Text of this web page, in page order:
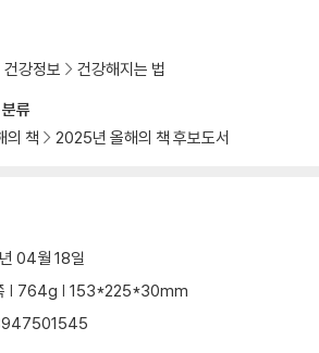
강 되찾기
만?
음
어나던 날
류
의 책 2025년 올해의 책 후보도서
건강정보 건강해지는 법
04월 18일
| 764g | 153*225*30mm